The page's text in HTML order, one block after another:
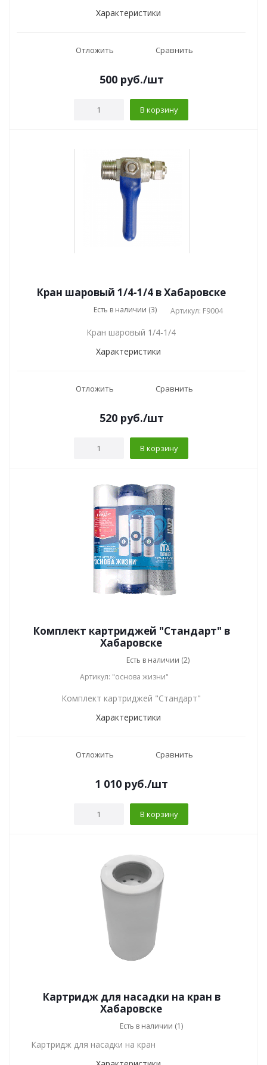
Характеристики
Отложить Сравнить
500руб./шт
В корзину
Кран шаровый 1/4-1/4 в Хабаровске
Есть в наличии (3) Артикул: F9004
Кран шаровый 1/4-1/4
Характеристики
Отложить Сравнить
520руб./шт
В корзину
Комплект картриджей "Стандарт" в
Хабаровске
Есть в наличии (2)
Артикул: "основа жизни"
Комплект картриджей "Стандарт"
Характеристики
Отложить Сравнить
1 010 руб./шт
В корзину
Картридж для насадки на кран в
Хабаровске
Есть в наличии (1)
Картридж для насадки на кран